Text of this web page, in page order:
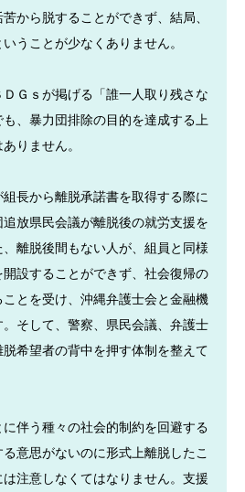
から脱することができず、結局、
うことが少なくありません。
Ｇｓが掲げる「誰一人取り残さな
、暴力団排除の目的を達成する上
りません。
長から離脱承諾書を取得する際に
放県民会議が離脱後の就労支援を
離脱後間もない人が、組員と同様
設することができず、社会復帰の
とを受け、沖縄弁護士会と金融機
そして、警察、県民会議、弁護士
希望者の背中を押す体制を整えて
伴う種々の社会的制約を回避する
意思がないのに形式上離脱したこ
注意しなくてはなりません。支援